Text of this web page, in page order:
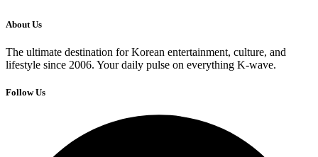
About Us
The ultimate destination for Korean entertainment, culture, and
lifestyle since 2006. Your daily pulse on everything K-wave.
Follow Us